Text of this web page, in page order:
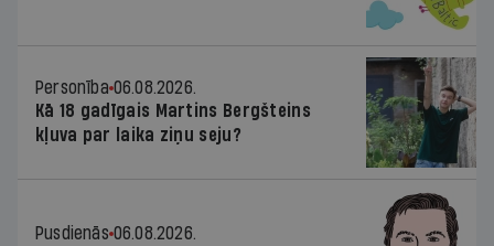
Personība 06.08.2026.
Kā 18 gadīgais Martins Bergšteins
kļuva par laika ziņu seju?
Pusdienās 06.08.2026.